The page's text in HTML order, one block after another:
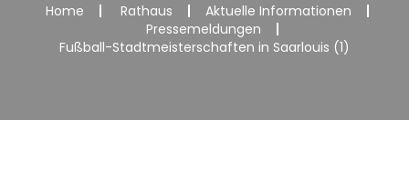
Home Rathaus
Aktuelle Informationen
Pressemeldungen
Fußball-Stadtmeisterschaften in Saarlouis (1)